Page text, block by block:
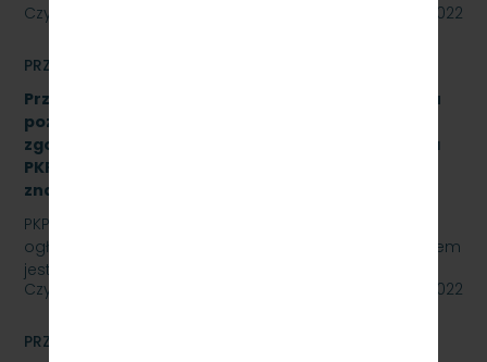
Czytaj dalej
24 maja 2022
PRZETARGI
Przetarg nieograniczony na wykonanie przeglądu
poziomu utrzymania P4 drezyny DH.350.11 nr 16
zgodnie z Dokumentacją Systemu Utrzymania dla
PKP Szybka Kolej Miejska w Trójmieście Sp. z o.o.,
znak sprawy: SKMMU.086.24.22
PKP SZYBKA KOLEJ MIEJSKA W TRÓJMIEŚCIE Sp. z o.o.
ogłasza przetarg nieograniczony, którego przedmiotem
jest wykonanie przeglądu poziomu utrzymania P4…
Czytaj dalej
20 maja 2022
PRZETARGI